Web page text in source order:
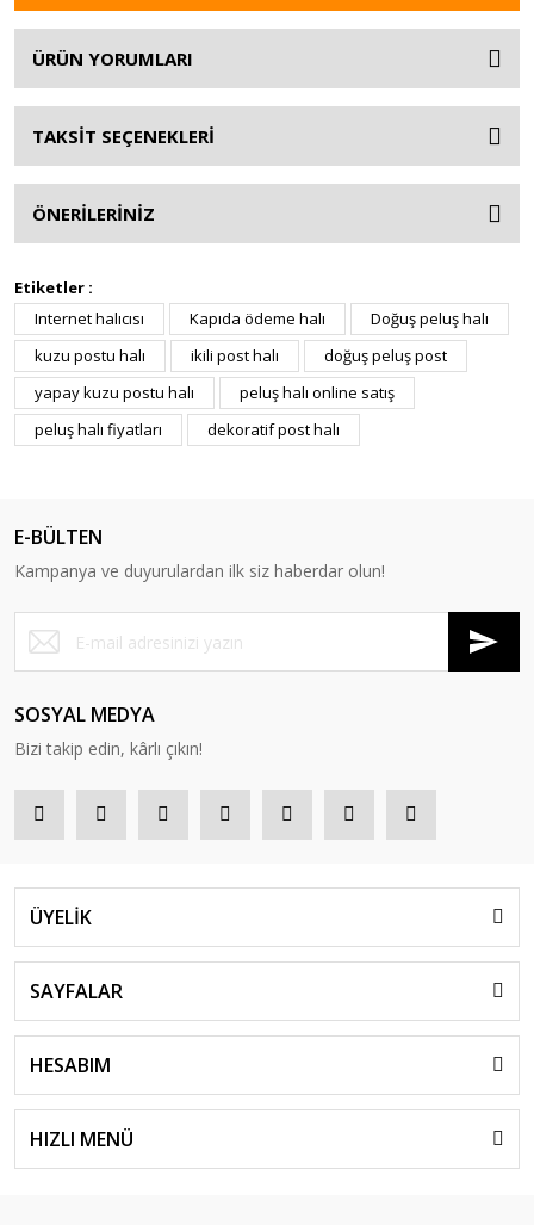
ÜRÜN YORUMLARI
TAKSİT SEÇENEKLERİ
ÖNERİLERİNİZ
Etiketler :
Internet halıcısı
Kapıda ödeme halı
Doğuş peluş halı
kuzu postu halı
ikili post halı
doğuş peluş post
yapay kuzu postu halı
peluş halı online satış
peluş halı fiyatları
dekoratif post halı
E-BÜLTEN
Kampanya ve duyurulardan ilk siz haberdar olun!
SOSYAL MEDYA
Bizi takip edin, kârlı çıkın!
ÜYELİK
SAYFALAR
HESABIM
HIZLI MENÜ